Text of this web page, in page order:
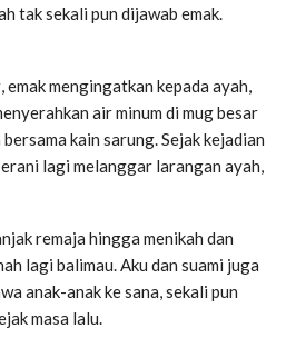
tak sekali pun dijawab emak.
emak mengingatkan kepada ayah,
air minum di mug besar
kain sarung. Sejak kejadian
lagi melanggar larangan ayah,
remaja hingga menikah dan
lagi balimau. Aku dan suami juga
anak-anak ke sana, sekali pun
masa lalu.